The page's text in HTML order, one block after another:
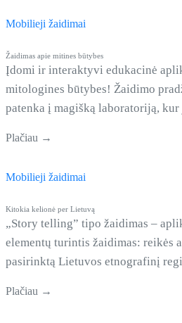
lauko stende.
Mobilieji žaidimai
Žaidimas apie mitines būtybes
Įdomi ir interaktyvi edukacinė
mitologines būtybes! Žaidimo
patenka į magišką laboratoriją,
pradėti nuotykį. Aplikacija siūlo
draugišką sąsają, idealiai
Plačiau →
Mobilieji žaidimai
Kitokia kelionė per Lietuvą
„Story telling” tipo žaidimas –
elementų turintis žaidimas: reikės
pasirinktą Lietuvos etnografinį
viskas teisingai, pamatysi
Plačiau →